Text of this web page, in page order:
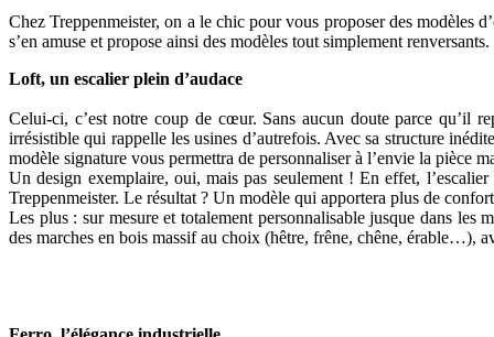
Chez Treppenmeister, on a le chic pour vous proposer des modèles
s’en amuse et propose ainsi des modèles tout simplement renversants.
Loft, un escalier plein d’audace
Celui-ci, c’est notre coup de cœur. Sans aucun doute parce qu’il
irrésistible qui rappelle les usines d’autrefois. Avec sa structure
modèle signature vous permettra de personnaliser à l’envie la pièce
Un design exemplaire, oui, mais pas seulement ! En effet,
Treppenmeister. Le résultat ? Un modèle qui apportera plus de
Les plus : sur mesure et totalement personnalisable jusque dans
des marches en bois massif au choix (hêtre, frêne, chêne, érable…),